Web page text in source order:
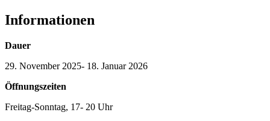
Informationen
Dauer
29. November 2025- 18. Januar 2026
Öffnungszeiten
Freitag-Sonntag, 17- 20 Uhr